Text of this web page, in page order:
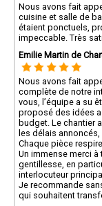
Nous avons fait
cuisine et salle de
étaient ponctuels,
impeccable. Très
Emilie Martin de
Nous avons fait
complète de notre
vous, l’équipe a su
proposé des idées
budget. Le chantier
les délais
Chaque pièce
Un immense merci à
gentillesse, en
interlocuteur
Je recommande
qui souhaitent